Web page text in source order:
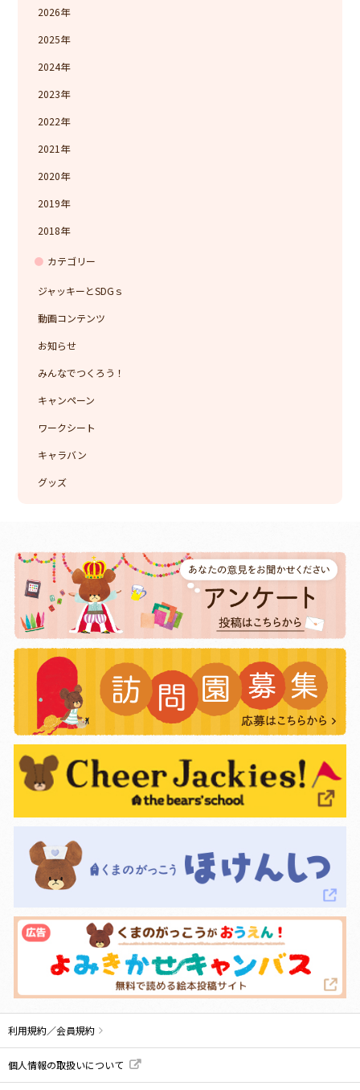
2026
2025
2024
2023
2022
2021
2020
2019
2018
カテゴリー
ジャッキーとSDGｓ
動画コンテンツ
お知らせ
みんなでつくろう！
キャンペーン
ワークシート
キャラバン
グッズ
利用規約／会員規約
個人情報の取扱いについて